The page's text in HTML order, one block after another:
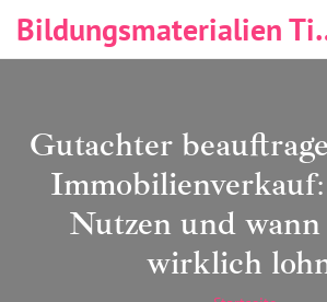
Gutachter
Nutzen und wann
wirklich